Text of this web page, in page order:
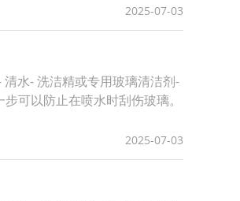
2025-07-03
水- 洗洁精或专用玻璃清洁剂-
可以防止在喷水时刮伤玻璃。
2025-07-03